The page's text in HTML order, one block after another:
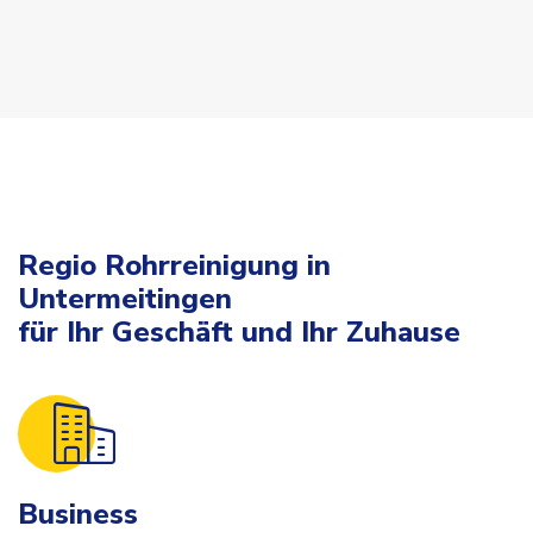
Regio Rohrreinigung in
Untermeitingen
für Ihr Geschäft und Ihr Zuhause
Business